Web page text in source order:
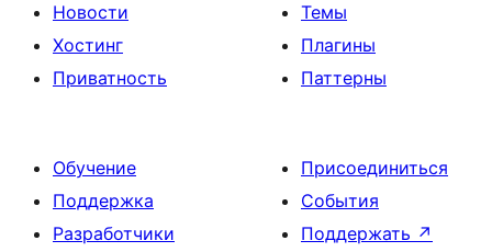
Новости
Хостинг
Приватность
Темы
Плагины
Паттерны
Обучение
Поддержка
Разработчики
Присоединиться
События
Поддержать ↗